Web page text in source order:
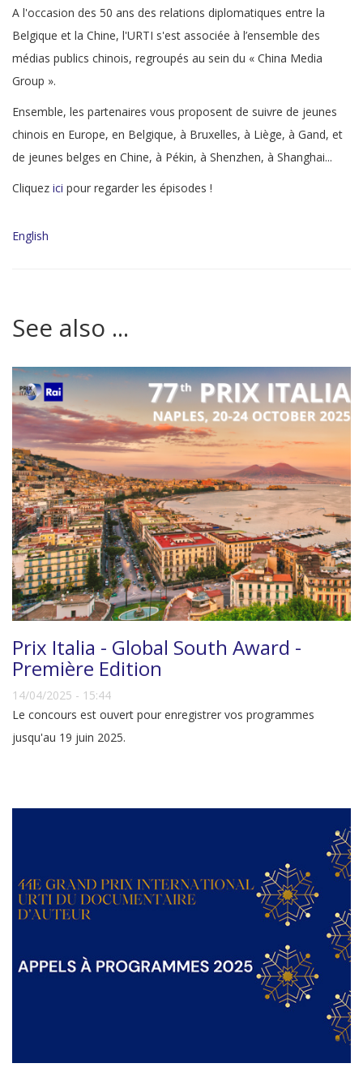
A l'occasion des 50 ans des relations diplomatiques entre la
Belgique et la Chine, l'URTI s'est associée à l’ensemble des
médias publics chinois, regroupés au sein du « China Media
Group ».
Ensemble, les partenaires vous proposent de suivre de jeunes
chinois en Europe, en Belgique, à Bruxelles, à Liège, à Gand, et
de jeunes belges en Chine, à Pékin, à Shenzhen, à Shanghai...
Cliquez ici pour regarder les épisodes !
English
See also ...
Prix Italia - Global South Award -
Première Edition
14/04/2025 - 15:44
Le concours est ouvert pour enregistrer vos programmes
jusqu'au 19 juin 2025.